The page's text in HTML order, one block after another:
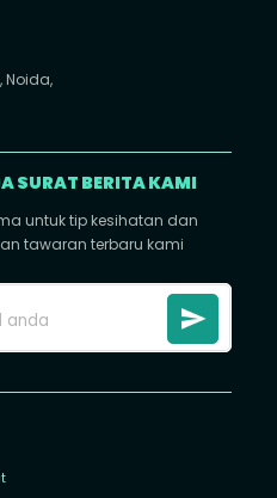
Noida,
SURAT BERITA KAMI
untuk tip kesihatan dan
tawaran terbaru kami